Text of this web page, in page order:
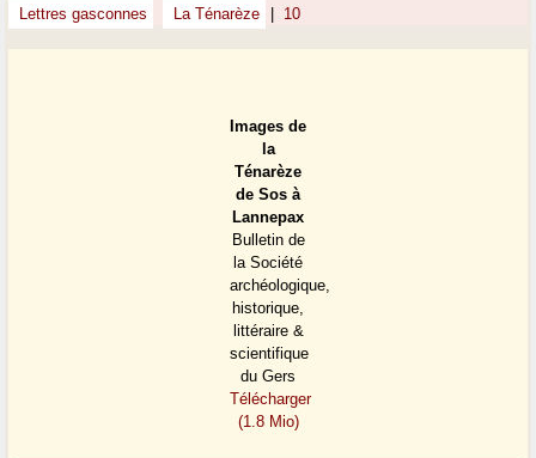
Lettres gasconnes La Ténarèze 10
Images de
la
Ténarèze
de Sos à
Lannepax
Bulletin de
la Société
archéologique,
historique,
littéraire &
scientifique
du Gers
Télécharger
(1.8 Mio)